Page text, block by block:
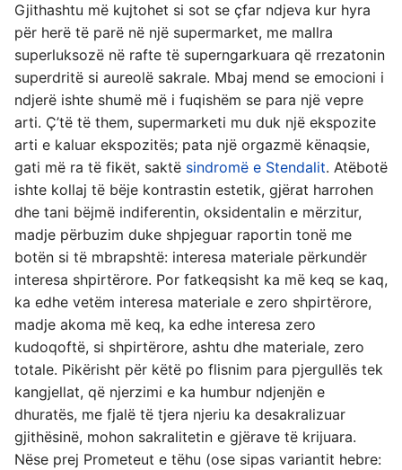
Gjithashtu më kujtohet si sot se çfar ndjeva kur hyra
për herë të parë në një supermarket, me mallra
superluksozë në rafte të superngarkuara që rrezatonin
superdritë si aureolë sakrale. Mbaj mend se emocioni i
ndjerë ishte shumë më i fuqishëm se para një vepre
arti. Ç’të të them, supermarketi mu duk një ekspozite
arti e kaluar ekspozitës; pata një orgazmë kënaqsie,
gati më ra të fikët, saktë sindromë e Stendalit. Atëbotë
ishte kollaj të bëje kontrastin estetik, gjërat harrohen
dhe tani bëjmë indiferentin, oksidentalin e mërzitur,
madje përbuzim duke shpjeguar raportin tonë me
botën si të mbrapshtë: interesa materiale përkundër
interesa shpirtërore. Por fatkeqsisht ka më keq se kaq,
ka edhe vetëm interesa materiale e zero shpirtërore,
madje akoma më keq, ka edhe interesa zero
kudoqoftë, si shpirtërore, ashtu dhe materiale, zero
totale. Pikërisht për këtë po flisnim para pjergullës tek
kangjellat, që njerzimi e ka humbur ndjenjën e
dhuratës, me fjalë të tjera njeriu ka desakralizuar
gjithësinë, mohon sakralitetin e gjërave të krijuara.
Nëse prej Prometeut e tëhu (ose sipas variantit hebre: